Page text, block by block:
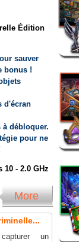
Édition
sauver
bonus !
d'écran
à débloquer.
pour ne
- 2.0 GHz
More
un